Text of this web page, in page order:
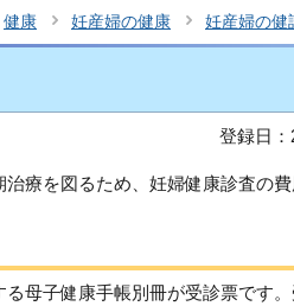
健康 妊産婦の健康 妊産婦の健
登録日：
療を図るため、妊婦健康診査の費
母子健康手帳別冊が受診票です